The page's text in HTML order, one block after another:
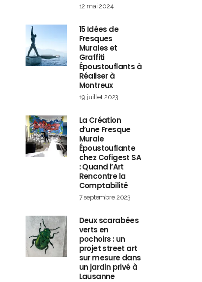
12 mai 2024
15 Idées de
Fresques
Murales et
Graffiti
Époustouflants à
Réaliser à
Montreux
19 juillet 2023
La Création
d’une Fresque
Murale
Époustouflante
chez Cofigest SA
: Quand l’Art
Rencontre la
Comptabilité
7 septembre 2023
Deux scarabées
verts en
pochoirs : un
projet street art
sur mesure dans
un jardin privé à
Lausanne